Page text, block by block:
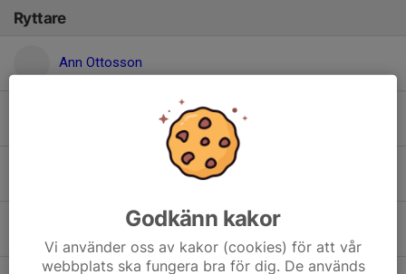
Ryttare
Ann Ottosson
Marie LiljebladGodkänn kakor
Vi använder oss av kakor (cookies) för att vår
webbplats ska fungera bra för dig. De används